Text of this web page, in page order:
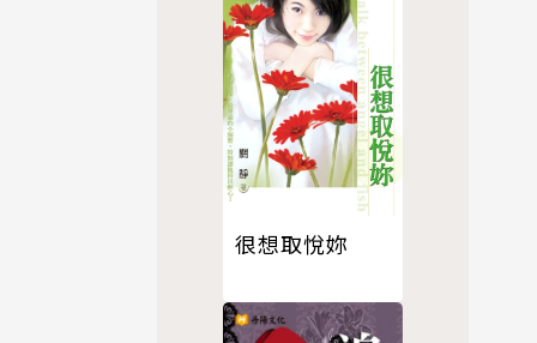
很想取悅妳